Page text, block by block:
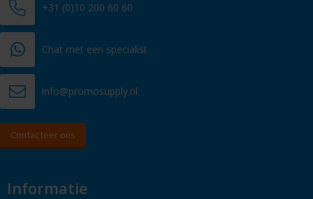
+31 (0)10 200 60 60
Chat met een specialist
info@promosupply.nl
Contacteer ons
Informatie